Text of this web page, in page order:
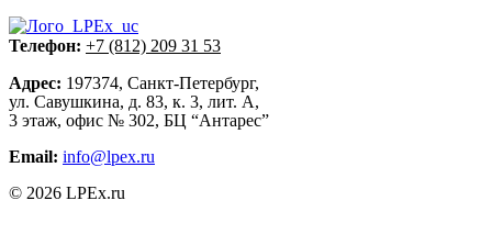
Телефон: +7 (812) 209 31 53
Адрес: 197374, Санкт-Петербург,
ул. Савушкина, д. 83, к. 3, лит. А,
3 этаж, офис № 302, БЦ “Антарес”
Email: info@lpex.ru
© 2026 LPEx.ru